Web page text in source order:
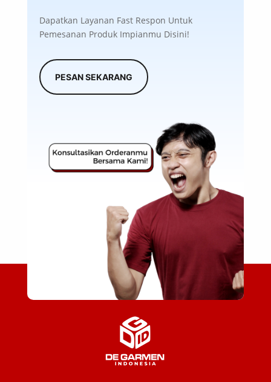
Dapatkan Layanan Fast Respon Untuk
Pemesanan Produk Impianmu Disini!
PESAN SEKARANG